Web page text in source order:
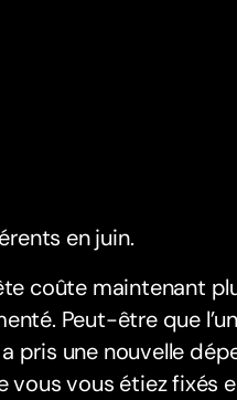
en juin.
coûte maintenant
Peut-être que
pris une nouvelle
vous vous étiez fixés